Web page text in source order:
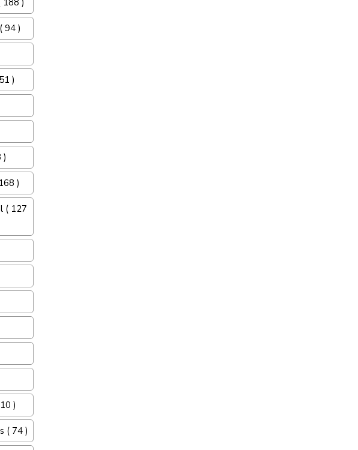
188 )
94 )
)
)
)
( 127
)
( 74 )